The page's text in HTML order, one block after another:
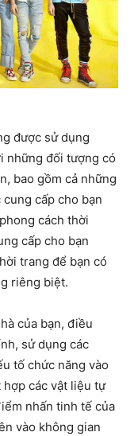
được sử dụng
những đối tượng có
bao gồm cả những
cấp cho bạn
cách thời
cấp cho bạn
trang để bạn có
riêng biệt.
của bạn, điều
sử dụng các
tố chức năng vào
các vật liệu tự
nhấn tinh tế của
vào không gian